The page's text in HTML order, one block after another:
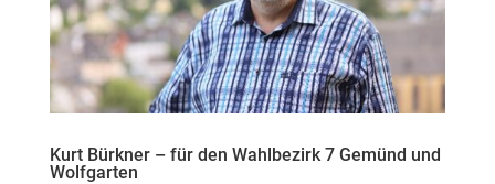
Kurt Bürkner – für den Wahlbezirk 7 Gemünd und
Wolfgarten